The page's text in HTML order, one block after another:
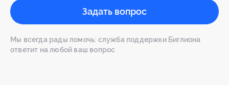
Задать вопрос
Мы всегда рады помочь: служба поддержки Биглиона
ответит на любой ваш вопрос